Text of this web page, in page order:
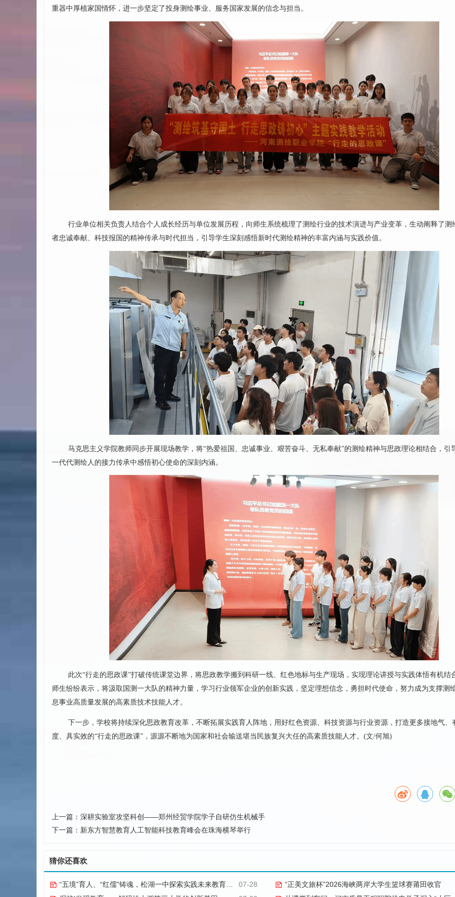
重器中厚植家国情怀，进一步坚定了投身测绘事业、服务国家发展的信念与担当。
行业单位相关负责人结合个人成长经历与单位发展历程，向师生系统梳理了测绘行业的技术演进与产业变革，生动阐释了测
者忠诚奉献、科技报国的精神传承与时代担当，引导学生深刻感悟新时代测绘精神的丰富内涵与实践价值。
马克思主义学院教师同步开展现场教学，将“热爱祖国、忠诚事业、艰苦奋斗、无私奉献”的测绘精神与思政理论相结合，引
一代代测绘人的接力传承中感悟初心使命的深刻内涵。
此次“行走的思政课”打破传统课堂边界，将思政教学搬到科研一线、红色地标与生产现场，实现理论讲授与实践体悟有机结
师生纷纷表示，将汲取国测一大队的精神力量，学习行业领军企业的创新实践，坚定理想信念，勇担时代使命，努力成为支撑测
息事业高质量发展的高素质技术技能人才。
下一步，学校将持续深化思政教育改革，不断拓展实践育人阵地，用好红色资源、科技资源与行业资源，打造更多接地气、
度、具实效的“行走的思政课”，源源不断地为国家和社会输送堪当民族复兴大任的高素质技能人才。(文/何旭)
上一篇： 深耕实验室攻坚科创——郑州经贸学院学子自研仿生机械手
下一篇： 新东方智慧教育人工智能科技教育峰会在珠海横琴举行
猜你还喜欢
07-28
“五境”育人、“红儒”铸魂，松湖一中探索实践未来教育纪实
“正美文旅杯”​2026海峡两岸大学生篮球赛莆田收官